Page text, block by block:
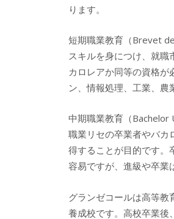
ります。
短期職業教育（Brevet
スキルを身につけ、就
カロレアか同等の資格
ン、情報処理、工業、農
中期職業教育（Bachelor
職業リセの卒業者やバカ
得することが目的です。
容易ですが、進級や卒業
グランゼコールは高等教
養成校です。高校卒業後